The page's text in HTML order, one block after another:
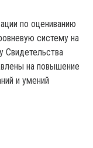
по оцениванию
систему на
Свидетельства
на повышение
и умений